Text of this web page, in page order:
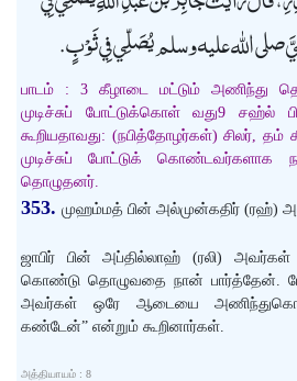
الله عليه وسلم يُصَلِّي فِي ثَوْبٍ.
பாடம் : 3 கீழாடை மட்டும் அணிந்து
முடிச்சுப் போட்டுக்கொள் வது9 சஹ்ல்
கூறியதாவது: (நபித்தோழர்கள்) சிலர்,
முடிச்சுப் போட்டுக்
தொழுதனர்.
353. முஹம்மத் பின் அல்முன்கதிர் (ரஹ்)
ஜாபிர் பின் அப்தில்லாஹ் (ரலி)
கொண்டு தொழுவதை நான் பார்த்தேன்.
அவர்கள் ஒரே ஆடையை
கண்டேன்” என்றும் கூறினார்கள்.
அத்தியாயம் : 8